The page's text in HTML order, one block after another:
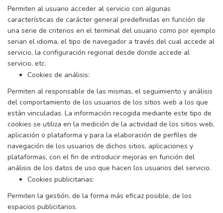
Permiten al usuario acceder al servicio con algunas
características de carácter general predefinidas en función de
una serie de criterios en el terminal del usuario como por ejemplo
serian el idioma, el tipo de navegador a través del cual accede al
servicio, la configuración regional desde donde accede al
servicio, etc.
Cookies de análisis:
Permiten al responsable de las mismas, el seguimiento y análisis
del comportamiento de los usuarios de los sitios web a los que
están vinculadas. La información recogida mediante este tipo de
cookies se utiliza en la medición de la actividad de los sitios web,
aplicación o plataforma y para la elaboración de perfiles de
navegación de los usuarios de dichos sitios, aplicaciones y
plataformas, con el fin de introducir mejoras en función del
análisis de los datos de uso que hacen los usuarios del servicio.
Cookies publicitarias:
Permiten la gestión, de la forma más eficaz posible, de los
espacios publicitarios.